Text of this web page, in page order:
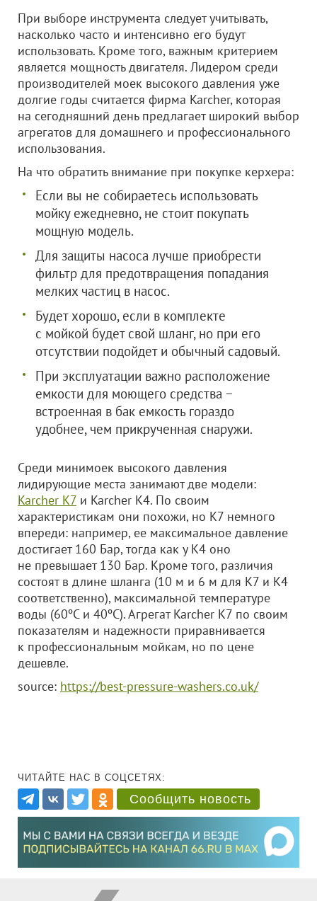
При выборе инструмента следует учитывать,
насколько часто и интенсивно его будут
использовать. Кроме того, важным критерием
является мощность двигателя. Лидером среди
производителей моек высокого давления уже
долгие годы считается фирма Karcher, которая
на сегодняшний день предлагает широкий выбор
агрегатов для домашнего и профессионального
использования.
На что обратить внимание при покупке керхера:
Если вы не собираетесь использовать
мойку ежедневно, не стоит покупать
мощную модель.
Для защиты насоса лучше приобрести
фильтр для предотвращения попадания
мелких частиц в насос.
Будет хорошо, если в комплекте
с мойкой будет свой шланг, но при его
отсутствии подойдет и обычный садовый.
При эксплуатации важно расположение
емкости для моющего средства −
встроенная в бак емкость гораздо
удобнее, чем прикрученная снаружи.
Среди минимоек высокого давления
лидирующие места занимают две модели:
Karcher K7 и Karcher K4. По своим
характеристикам они похожи, но К7 немного
впереди: например, ее максимальное давление
достигает 160 Бар, тогда как у К4 оно
не превышает 130 Бар. Кроме того, различия
состоят в длине шланга (10 м и 6 м для К7 и К4
соответственно), максимальной температуре
воды (60ºС и 40ºС). Агрегат Karcher K7 по своим
показателям и надежности приравнивается
к профессиональным мойкам, но по цене
дешевле.
source: https://best-pressure-washers.co.uk/
ЧИТАЙТЕ НАС В СОЦСЕТЯХ:
Сообщить новость